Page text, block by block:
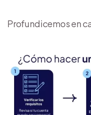
Profundicemos en